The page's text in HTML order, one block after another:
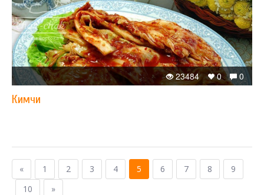
0
0
23484
Кимчи
« 1 2 3 4 5 6 7 8
9
10
»